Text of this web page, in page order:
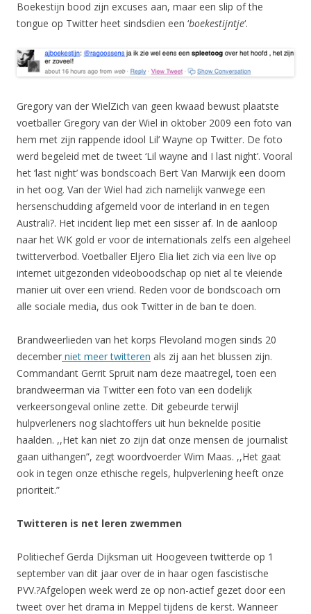
Boekestijn bood zijn excuses aan, maar een slip of the
tongue op Twitter heet sindsdien een ‘boekestijntje‘.
Gregory van der WielZich van geen kwaad bewust plaatste
voetballer Gregory van der Wiel in oktober 2009 een foto van
hem met zijn rappende idool Lil’ Wayne op Twitter. De foto
werd begeleid met de tweet ‘Lil wayne and I last night’. Vooral
het ‘last night’ was bondscoach Bert Van Marwijk een doorn
in het oog. Van der Wiel had zich namelijk vanwege een
hersenschudding afgemeld voor de interland in en tegen
Australi?. Het incident liep met een sisser af. In de aanloop
naar het WK gold er voor de internationals zelfs een algeheel
twitterverbod. Voetballer Eljero Elia liet zich via een live op
internet uitgezonden videoboodschap op niet al te vleiende
manier uit over een vriend. Reden voor de bondscoach om
alle sociale media, dus ook Twitter in de ban te doen.
Brandweerlieden van het korps Flevoland mogen sinds 20
december niet meer twitteren als zij aan het blussen zijn.
Commandant Gerrit Spruit nam deze maatregel, toen een
brandweerman via Twitter een foto van een dodelijk
verkeersongeval online zette. Dit gebeurde terwijl
hulpverleners nog slachtoffers uit hun beknelde positie
haalden. ,,Het kan niet zo zijn dat onze mensen de journalist
gaan uithangen”, zegt woordvoerder Wim Maas. ,,Het gaat
ook in tegen onze ethische regels, hulpverlening heeft onze
prioriteit.”
Twitteren is net leren zwemmen
Politiechef Gerda Dijksman uit Hoogeveen twitterde op 1
september van dit jaar over de in haar ogen fascistische
PVV.?Afgelopen week werd ze op non-actief gezet door een
tweet over het drama in Meppel tijdens de kerst. Wanneer